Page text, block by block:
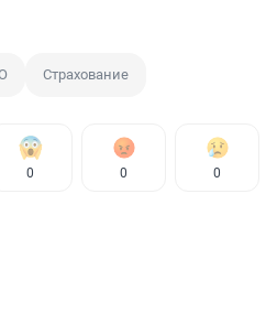
Страхование
0 0 0